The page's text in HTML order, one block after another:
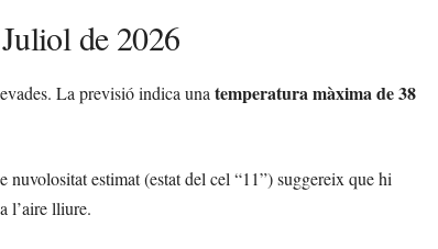
de 2026
La previsió indica una temperatura màxima de 38
nuvolositat estimat (estat del cel “11”) suggereix que hi
l’aire lliure.